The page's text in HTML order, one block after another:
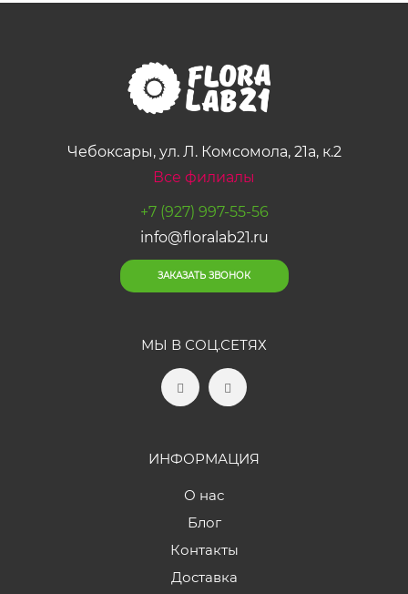
Чебоксары, ул. Л. Комсомола, 21а, к.2
Все филиалы
+7 (927) 997-55-56
info@floralab21.ru
ЗАКАЗАТЬ ЗВОНОК
МЫ В СОЦ.СЕТЯХ
ИНФОРМАЦИЯ
О нас
Блог
Контакты
Доставка